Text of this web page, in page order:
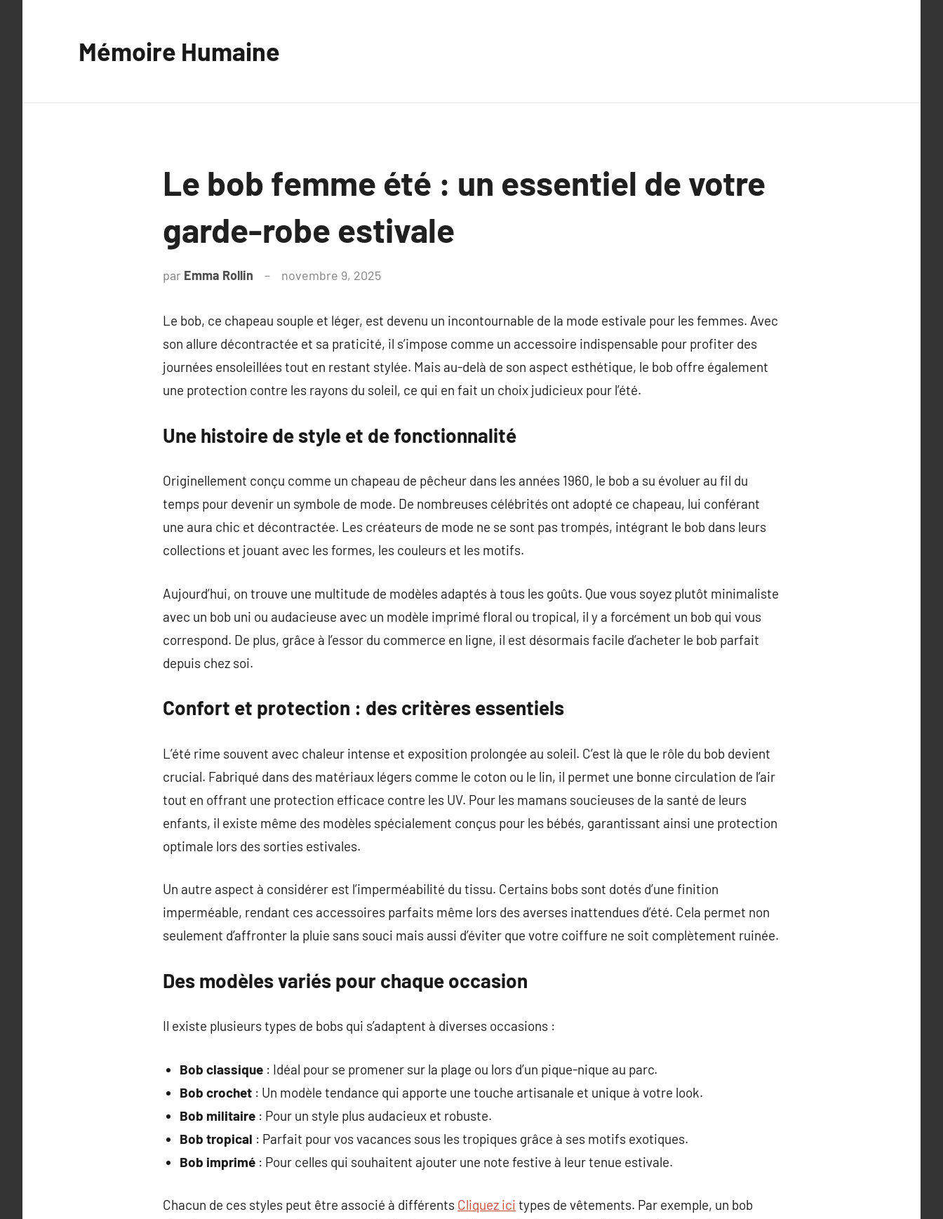
Mémoire Humaine
Le bob femme été : un essentiel de votre
garde-robe estivale
par Emma Rollin novembre 9, 2025
Le bob, ce chapeau souple et léger, est devenu un incontournable de la mode estivale pour les femmes. Avec
son allure décontractée et sa praticité, il s’impose comme un accessoire indispensable pour profiter des
journées ensoleillées tout en restant stylée. Mais au-delà de son aspect esthétique, le bob offre également
une protection contre les rayons du soleil, ce qui en fait un choix judicieux pour l’été.
Une histoire de style et de fonctionnalité
Originellement conçu comme un chapeau de pêcheur dans les années 1960, le bob a su évoluer au fil du
temps pour devenir un symbole de mode. De nombreuses célébrités ont adopté ce chapeau, lui conférant
une aura chic et décontractée. Les créateurs de mode ne se sont pas trompés, intégrant le bob dans leurs
collections et jouant avec les formes, les couleurs et les motifs.
Aujourd’hui, on trouve une multitude de modèles adaptés à tous les goûts. Que vous soyez plutôt minimaliste
avec un bob uni ou audacieuse avec un modèle imprimé floral ou tropical, il y a forcément un bob qui vous
correspond. De plus, grâce à l’essor du commerce en ligne, il est désormais facile d’acheter le bob parfait
depuis chez soi.
Confort et protection : des critères essentiels
L’été rime souvent avec chaleur intense et exposition prolongée au soleil. C’est là que le rôle du bob devient
crucial. Fabriqué dans des matériaux légers comme le coton ou le lin, il permet une bonne circulation de l’air
tout en offrant une protection efficace contre les UV. Pour les mamans soucieuses de la santé de leurs
enfants, il existe même des modèles spécialement conçus pour les bébés, garantissant ainsi une protection
optimale lors des sorties estivales.
Un autre aspect à considérer est l’imperméabilité du tissu. Certains bobs sont dotés d’une finition
imperméable, rendant ces accessoires parfaits même lors des averses inattendues d’été. Cela permet non
seulement d’affronter la pluie sans souci mais aussi d’éviter que votre coiffure ne soit complètement ruinée.
Des modèles variés pour chaque occasion
Il existe plusieurs types de bobs qui s’adaptent à diverses occasions :
Bob classique: Idéal pour se promener sur la plage ou lors d’un pique-nique au parc.
Bob crochet: Un modèle tendance qui apporte une touche artisanale et unique à votre look.
Bob militaire: Pour un style plus audacieux et robuste.
Bob tropical : Parfait pour vos vacances sous les tropiques grâce à ses motifs exotiques.
Bob imprimé: Pour celles qui souhaitent ajouter une note festive à leur tenue estivale.
Chacun de ces styles peut être associé à différents Cliquez ici types de vêtements. Par exemple, un bob